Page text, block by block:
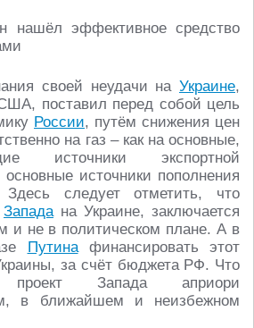
своей неудачи на Украине,
поставил перед собой цель
России, путём снижения цен
на газ – как на основные,
источники экспортной
источники пополнения
следует отметить, что
Западана Украине, заключается
и не в политическом плане. А в
Путинафинансировать этот
за счёт бюджета РФ. Что
Запада априори
в ближайшем и неизбежном